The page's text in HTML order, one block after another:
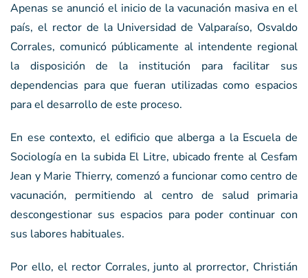
Apenas se anunció el inicio de la vacunación masiva en el
país, el rector de la Universidad de Valparaíso, Osvaldo
Corrales, comunicó públicamente al intendente regional
la disposición de la institución para facilitar sus
dependencias para que fueran utilizadas como espacios
para el desarrollo de este proceso.
En ese contexto, el edificio que alberga a la Escuela de
Sociología en la subida El Litre, ubicado frente al Cesfam
Jean y Marie Thierry, comenzó a funcionar como centro de
vacunación, permitiendo al centro de salud primaria
descongestionar sus espacios para poder continuar con
sus labores habituales.
Por ello, el rector Corrales, junto al prorrector, Christián